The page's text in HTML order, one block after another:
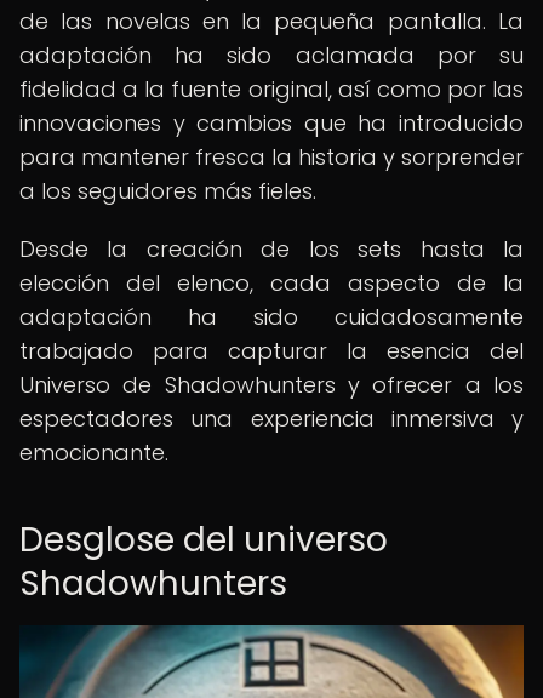
de las novelas en la pequeña pantalla. La
adaptación ha sido aclamada por su
fidelidad a la fuente original, así como por las
innovaciones y cambios que ha introducido
para mantener fresca la historia y sorprender
a los seguidores más fieles.
Desde la creación de los sets hasta la
elección del elenco, cada aspecto de la
adaptación ha sido cuidadosamente
trabajado para capturar la esencia del
Universo de Shadowhunters y ofrecer a los
espectadores una experiencia inmersiva y
emocionante.
Desglose del universo
Shadowhunters